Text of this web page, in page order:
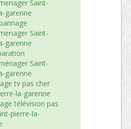
Saint-
garenne
Saint-
garenne
Saint-
garenne
tv pas cher
la-garenne
télévision pas
pierre-la-